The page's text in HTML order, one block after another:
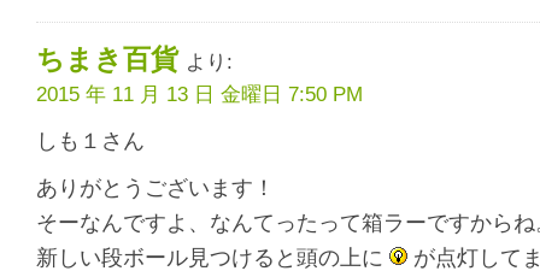
ちまき百貨 より:
2015 年 11 月 13 日 金曜日 7:50 PM
しも１さん
ありがとうございます！
そーなんですよ、なんてったって箱ラーですからね
新しい段ボール見つけると頭の上に
が点灯して